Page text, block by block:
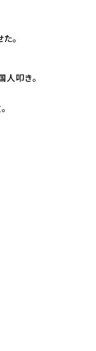
。
叩き。